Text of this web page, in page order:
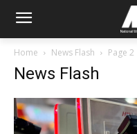
Home News Flash Page 2
News Flash